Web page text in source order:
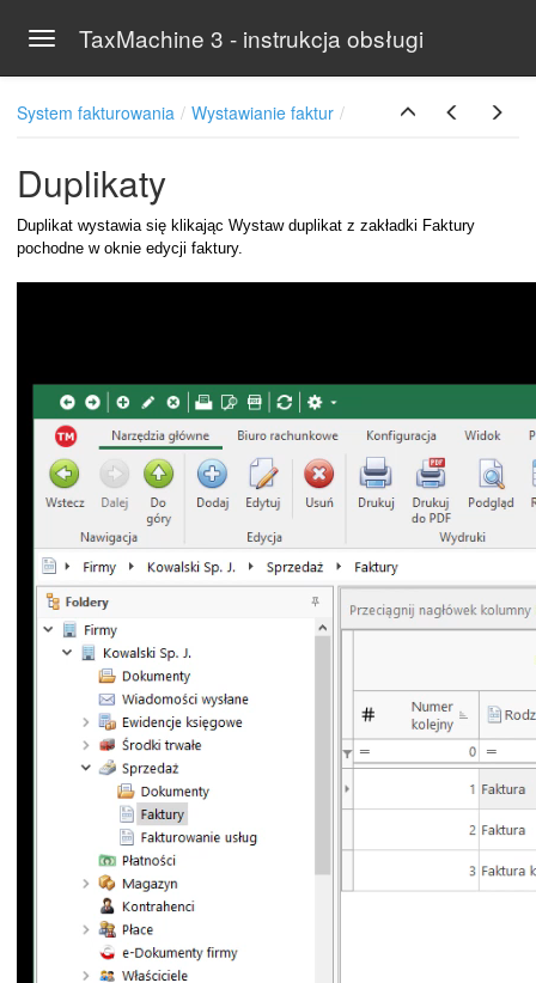
Toggle navigation
TaxMachine 3 - instrukcja obsługi
System fakturowania Wystawianie faktur
Duplikaty
Duplikat wystawia się klikając Wystaw duplikat z zakładki Faktury
pochodne w oknie edycji faktury.